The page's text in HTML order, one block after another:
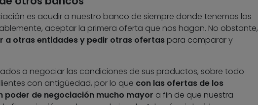
es acudir a nuestro banco de siempre donde tenemos los
aceptar la primera oferta que nos hagan. No obstante,
a otras entidades y pedir otras ofertaspara comparar y
a negociar las condiciones de sus productos, sobre todo
con antigüedad, por lo que con las ofertas de los
poder de negociación mucho mayor a fin de que nuestra